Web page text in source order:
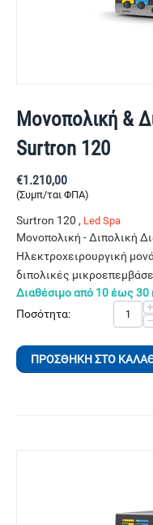
Μονοπολική &
Surtron 120
€1.210,00
(Συμπ/ται ΦΠΑ)
Surtron 120 , Led Spa
Μονοπολική - Διπολική
Ηλεκτροχειρουργική
διπολικές
Διαθέσιμο από 10 έως 30
Ποσότητα:
+
−
ΠΡΟΣΘΉΚΗ ΣΤΟ